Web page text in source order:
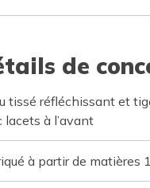
de
tissé réfléchissant et
lacets à l’avant
à partir de matières